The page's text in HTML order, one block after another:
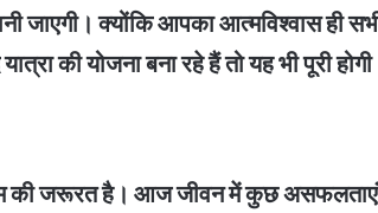
जाएगी। क्योंकि आपका आत्मविश्वास ही
की योजना बना रहे हैं तो यह भी पूरी
की जरूरत है। आज जीवन में कुछ